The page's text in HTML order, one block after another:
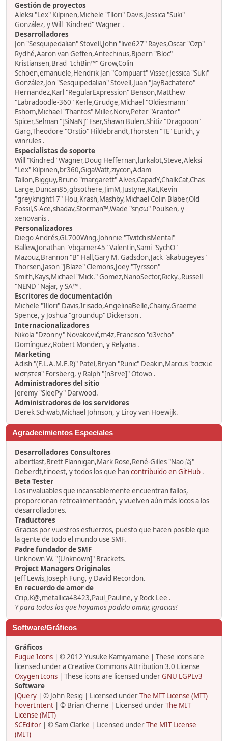
Gestión de proyectos
Aleksi "Lex" Kilpinen,Michele "Illori" Davis,Jessica "Suki"
González, y Will "Kindred" Wagner .
Desarrolladores
Jon "Sesquipedalian" Stovell,John "live627" Rayes,Oscar "Ozp"
Rydhé,Aaron van Geffen,Antechinus,Bjoern "Bloc"
Kristiansen,Brad "IchBin™" Grow,Colin
Schoen,emanuele,Hendrik Jan "Compuart" Visser,Jessica "Suki"
González,Jon "Sesquipedalian" Stovell,Juan "JayBachatero"
Hernandez,Karl "RegularExpression" Benson,Matthew
"Labradoodle-360" Kerle,Grudge,Michael "Oldiesmann"
Eshom,Michael "Thantos" Miller,Norv,Peter "Arantor"
Spicer,Selman "[SiNaN]" Eser,Shawn Bulen,Shitiz "Dragooon"
Garg,Theodore "Orstio" Hildebrandt,Thorsten "TE" Eurich, y
winrules .
Especialistas de soporte
Will "Kindred" Wagner,Doug Heffernan,lurkalot,Steve,Aleksi
"Lex" Kilpinen,br360,GigaWatt,ziycon,Adam
Tallon,Bigguy,Bruno "margarett" Alves,CapadY,ChalkCat,Chas
Large,Duncan85,gbsothere,JimM,Justyne,Kat,Kevin
"greyknight17" Hou,Krash,Mashby,Michael Colin Blaber,Old
Fossil,S-Ace,shadav,Storman™,Wade "sησω" Poulsen, y
xenovanis .
Personalizadores
Diego Andrés,GL700Wing,Johnnie "TwitchisMental"
Ballew,Jonathan "vbgamer45" Valentin,Sami "SychO"
Mazouz,Brannon "B" Hall,Gary M. Gadsdon,Jack "akabugeyes"
Thorsen,Jason "JBlaze" Clemons,Joey "Tyrsson"
Smith,Kays,Michael "Mick." Gomez,NanoSector,Ricky.,Russell
"NEND" Najar, y SA™ .
Escritores de documentación
Michele "Illori" Davis,Irisado,AngelinaBelle,Chainy,Graeme
Spence, y Joshua "groundup" Dickerson .
Internacionalizadores
Nikola "Dzonny" Novaković,m4z,Francisco "d3vcho"
Domínguez,Robert Monden, y Relyana .
Marketing
Adish "(F.L.A.M.E.R)" Patel,Bryan "Runic" Deakin,Marcus "cσσкιє
мσηѕтєя" Forsberg, y Ralph "[n3rve]" Otowo .
Administradores del sitio
Jeremy "SleePy" Darwood.
Administradores de los servidores
Derek Schwab,Michael Johnson, y Liroy van Hoewijk.
Agradecimientos Especiales
Desarrolladores Consultores
albertlast,Brett Flannigan,Mark Rose,René-Gilles "Nao 尚"
Deberdt,tinoest, y todos los que hancontribuido en GitHub .
Beta Tester
Los invaluables que incansablemente encuentran fallos,
proporcionan retroalimentación, y vuelven aún más locos a los
desarrolladores.
Traductores
Gracias por vuestros esfuerzos, puesto que hacen posible que
la gente de todo el mundo use SMF.
Padre fundador de SMF
Unknown W. "[Unknown]" Brackets.
Project Managers Originales
Jeff Lewis,Joseph Fung, y David Recordon.
En recuerdo de amor de
Crip,K@,metallica48423,Paul_Pauline, y Rock Lee .
Y para todos los que hayamos podido omitir, ¡gracias!
Software/Gráficos
Gráficos
Fugue Icons | © 2012 Yusuke Kamiyamane | These icons are
licensed under a Creative Commons Attribution 3.0 License
Oxygen Icons | These icons are licensed underGNU LGPLv3
Software
JQuery | © John Resig | Licensed underThe MIT License (MIT)
hoverIntent | © Brian Cherne | Licensed underThe MIT
License (MIT)
SCEditor | © Sam Clarke | Licensed underThe MIT License
(MIT)